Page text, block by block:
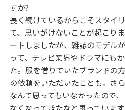
すか?
長く続けているからこそスタイ
て、思いがけないことが起こり
ートしましたが、雑誌のモデル
って、テレビ業界やドラマにも
た。服を借りていたブランドの
の依頼をいただいたことも。さ
なんて思ってもいなかったので
なくなってきたなと思っています